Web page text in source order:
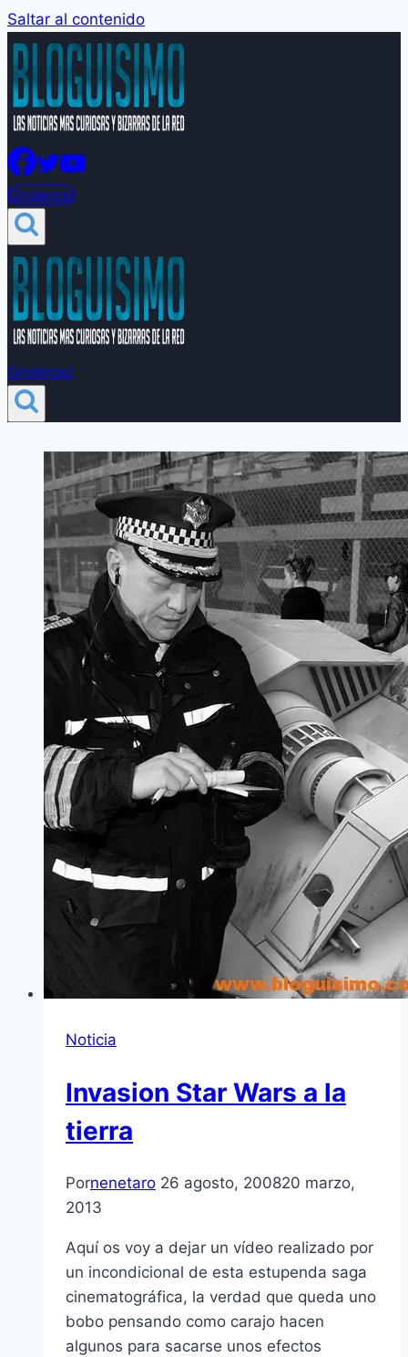
Saltar al contenido
Groleros!
Groleros!
Noticia
Invasion Star Wars a la
tierra
Pornenetaro 26 agosto, 200820 marzo,
2013
Aquí­ os voy a dejar un ví­deo realizado por
un incondicional de esta estupenda saga
cinematográfica, la verdad que queda uno
bobo pensando como carajo hacen
algunos para sacarse unos efectos